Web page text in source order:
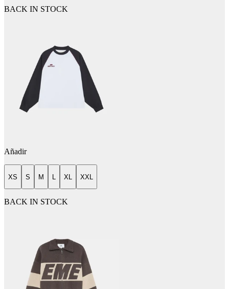
BACK IN STOCK
Añadir
XS S M L XL XXL
BACK IN STOCK